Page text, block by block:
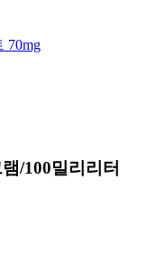
70mg
/100밀리리터